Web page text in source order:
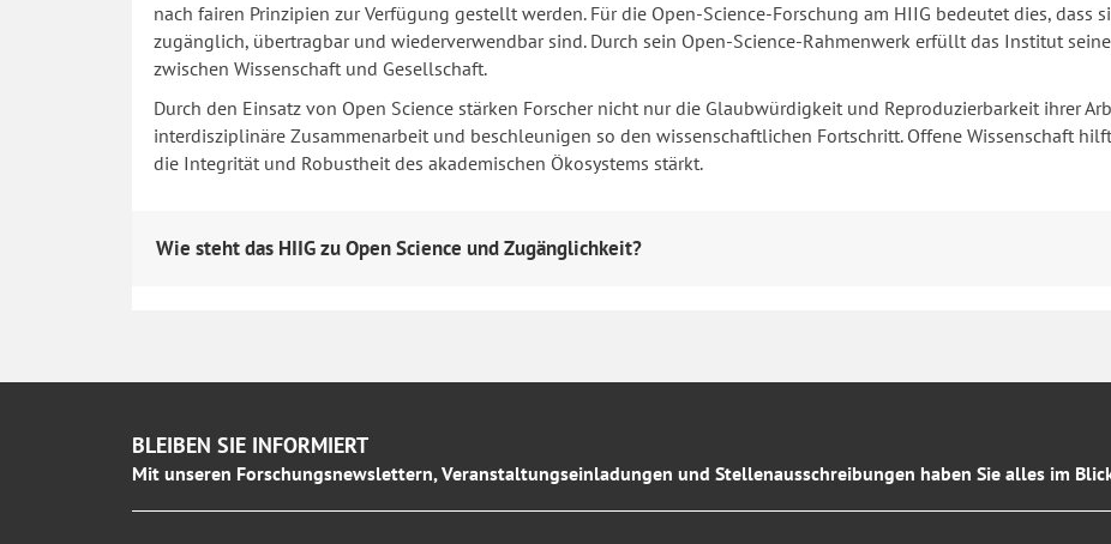
nach fairen Prinzipien zur Verfügung gestellt werden. Für die Open-Science-Forschung am HIIG bedeutet dies, dass
zugänglich, übertragbar und wiederverwendbar sind. Durch sein Open-Science-Rahmenwerk erfüllt das Institut
zwischen Wissenschaft und Gesellschaft.
Durch den Einsatz von Open Science stärken Forscher nicht nur die Glaubwürdigkeit und Reproduzierbarkeit ihrer
interdisziplinäre Zusammenarbeit und beschleunigen so den wissenschaftlichen Fortschritt. Offene Wissenschaft
die Integrität und Robustheit des akademischen Ökosystems stärkt.
Wie steht das HIIG zu Open Science und Zugänglichkeit?
BLEIBEN SIE INFORMIERT
Mit unseren Forschungsnewslettern, Veranstaltungseinladungen und Stellenausschreibungen haben Sie alles im